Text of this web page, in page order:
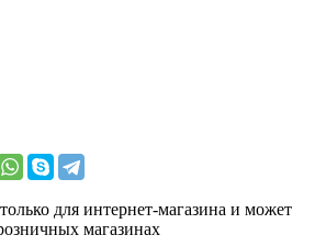
для интернет-магазина и может
магазинах